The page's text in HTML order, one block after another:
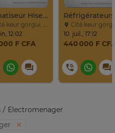
Climatiseur Hisense Split AS-09CR
keur gorgui, Dakar
12:02
F CFA
Réfrigérateurs
Cité keur gorgui,
10. juil., 17:12
440 000 F
Electromenager